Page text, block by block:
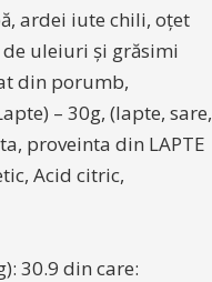
ardei iute chili, oțet
uleiuri și grăsimi
din porumb,
– 30g, (lapte, sare,
proveinta din LAPTE
Acid citric,
30.9 din care: